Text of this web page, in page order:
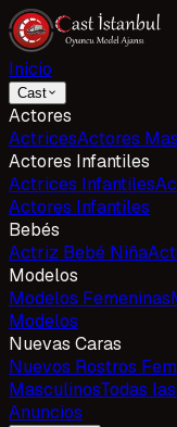
Inicio
Cast
Actores
ActricesActores
Actores Infantiles
Actrices Infantiles
Actores Infantiles
Bebés
Actriz Bebé Niña
Modelos
Modelos Femeninas
Modelos
Nuevas Caras
Nuevos Rostros
MasculinosTodas
Anuncios